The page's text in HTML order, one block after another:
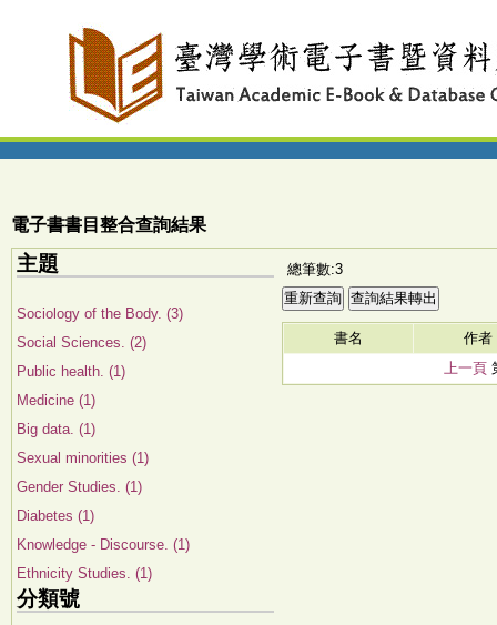
電子書書目整合查詢結果
主題
Sociology of the Body. (3)
Social Sciences. (2)
Public health. (1)
Medicine (1)
Big data. (1)
Sexual minorities (1)
Gender Studies. (1)
Diabetes (1)
Knowledge - Discourse. (1)
Ethnicity Studies. (1)
分類號
總筆數:3
書名
作者
上一頁